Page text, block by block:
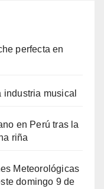
perfecta en
musical
en Perú tras la
riña
Meteorológicas
domingo 9 de